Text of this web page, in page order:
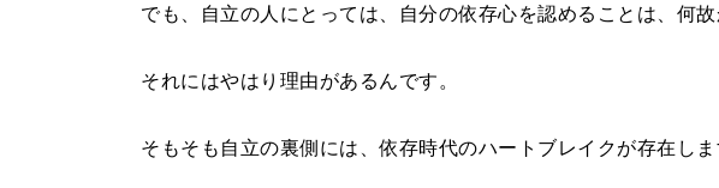
でも、自立の人にとっては、自分の依存心を認めることは、何故
それにはやはり理由があるんです。
そもそも自立の裏側には、依存時代のハートブレイクが存在しま